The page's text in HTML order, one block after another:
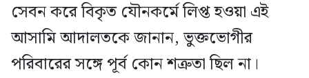
সেবন করে বিকৃত যৌনকর্মে লিপ্ত হওয়া এই
আসামি আদালতকে জানান, ভুক্তভোগীর
পরিবারের সঙ্গে পূর্ব কোন শত্রুতা ছিল না।